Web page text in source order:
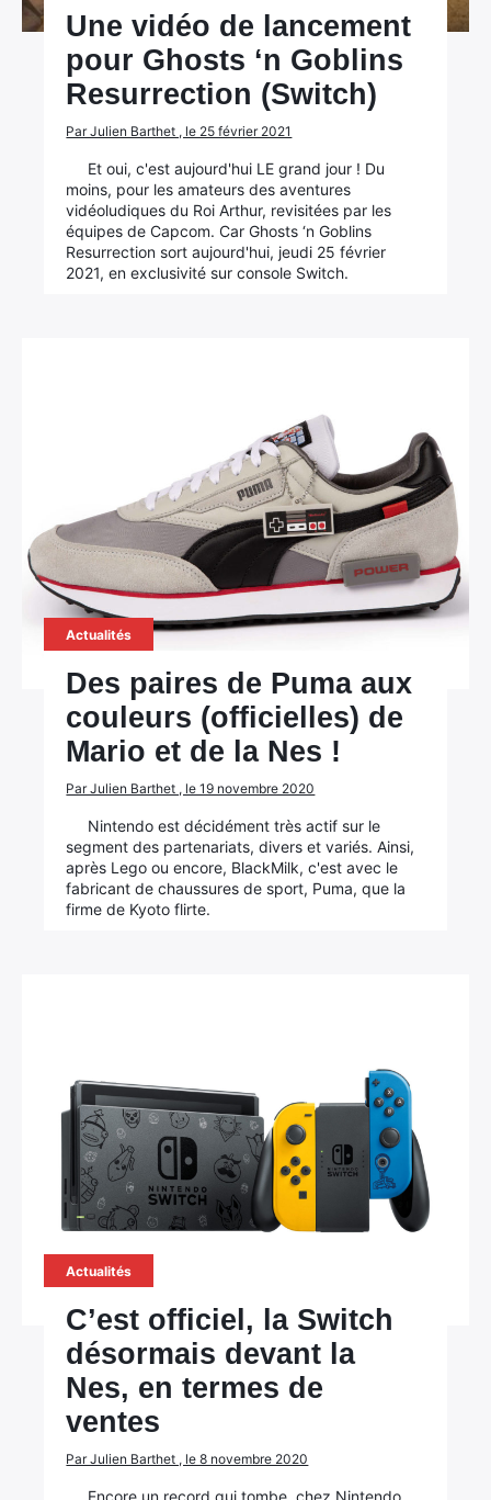
Une vidéo de lancement
pour Ghosts ‘n Goblins
Resurrection (Switch)
Par Julien Barthet , le 25 février 2021
Et oui, c'est aujourd'hui LE grand jour ! Du
moins, pour les amateurs des aventures
vidéoludiques du Roi Arthur, revisitées par les
équipes de Capcom. Car Ghosts ‘n Goblins
Resurrection sort aujourd'hui, jeudi 25 février
2021, en exclusivité sur console Switch.
Actualités
Des paires de Puma aux
couleurs (officielles) de
Mario et de la Nes !
Par Julien Barthet , le 19 novembre 2020
Nintendo est décidément très actif sur le
segment des partenariats, divers et variés. Ainsi,
après Lego ou encore, BlackMilk, c'est avec le
fabricant de chaussures de sport, Puma, que la
firme de Kyoto flirte.
Actualités
C’est officiel, la Switch
désormais devant la
Nes, en termes de
ventes
Par Julien Barthet , le 8 novembre 2020
Encore un record qui tombe, chez Nintendo.